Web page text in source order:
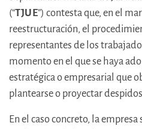
(“TJUE”) contesta que, en el
reestructuración, el
representantes de los
momento en el que se haya
estratégica o empresarial que
plantearse o proyectar
En el caso concreto, la